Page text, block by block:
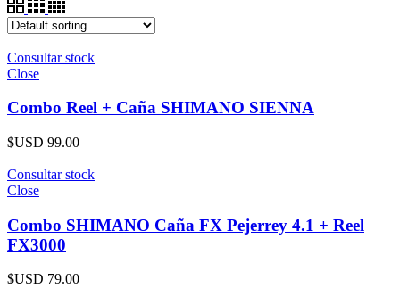
Consultar stock
Close
Combo Reel + Caña SHIMANO SIENNA
$USD 99.00
Consultar stock
Close
Combo SHIMANO Caña FX Pejerrey 4.1 + Reel
FX3000
$USD 79.00